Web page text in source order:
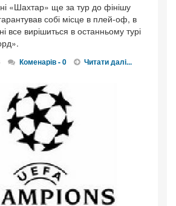
«Шахтар» ще за тур до фінішу
собі місце в плей-оф, в
все вирішиться в останньому турі
Коменарів - 0 Читати далі...